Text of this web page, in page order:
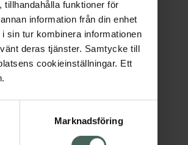
tillhandahålla funktioner för
information från din enhet
sin tur kombinera informationen
deras tjänster. Samtycke till
cookieinställningar. Ett
Marknadsföring